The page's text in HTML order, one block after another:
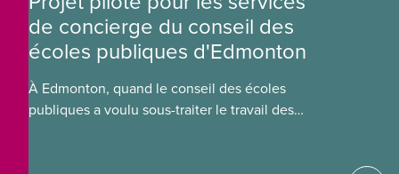
gagnants lorsque la division règne, lorsque les
travailleuses et travailleurs n’unissent pas leurs
voix contre les coupes dans les services publics,
la crise du coût de la vie ou tout autre problème.
de concierge du conseil des
écoles publiques d'Edmonton
À Edmonton, quand le conseil des écoles
publiques a voulu sous-traiter le travail des